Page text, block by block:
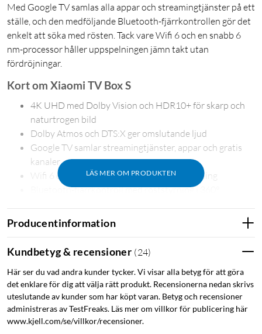
Med Google TV samlas alla appar och streamingtjänster på ett
ställe, och den medföljande Bluetooth-fjärrkontrollen gör det
enkelt att söka med rösten. Tack vare Wifi 6 och en snabb 6
nm-processor håller uppspelningen jämn takt utan
fördröjningar.
LÄS MER OM PRODUKTEN
Kort om Xiaomi TV Box S
4K UHD med Dolby Vision och HDR10+ för skarp och
naturtrogen bild
Dolby Atmos och DTS:X ger omslutande ljud
Google TV samlar streamingtjänster, appar och gratis
kanaler
Wifi 6 och Bluetooth 5.2 för stabil uppkoppling
Bluetooth-fjärrkontroll med röststyrning i 360°
abonnemang och organiserar dem på ett enkelt sätt. Om du
vill upptäcka nytt innehåll kan Google TV ge personliga
rekommendationer eller söka igenom över 10 000 appar och
hundratals gratiskanaler. Med Google Cast kan du skicka
Producentinformation
Kundbetyg & recensioner (24)
Här ser du vad andra kunder tycker. Vi visar alla betyg för att göra
det enklare för dig att välja rätt produkt. Recensionerna nedan skrivs
uteslutande av kunder som har köpt varan. Betyg och recensioner
administreras av TestFreaks. Läs mer om villkor för publicering här
www.kjell.com/se/villkor/recensioner.